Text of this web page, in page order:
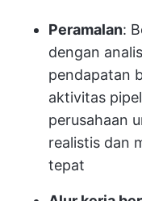
Peramalan:
dengan
pendapatan
aktivitas
perusahaan
realistis dan
tepat